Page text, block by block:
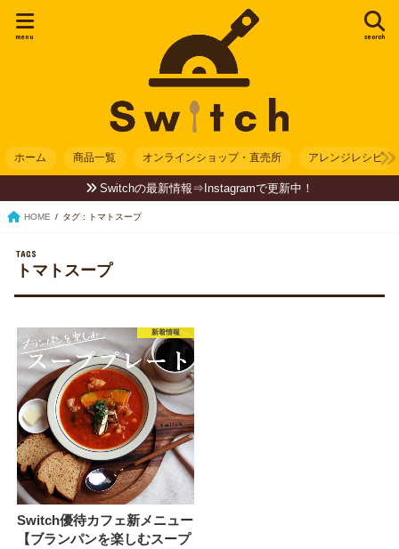
search
menu
ホーム 商品一覧 オンラインショップ・直売所 アレンジレシピ
Switchの最新情報⇒Instagramで更新中！
HOME タグ : トマトスープ
トマトスープ
新着情報
Switch優待カフェ新メニュー
【ブランパンを楽しむスープ